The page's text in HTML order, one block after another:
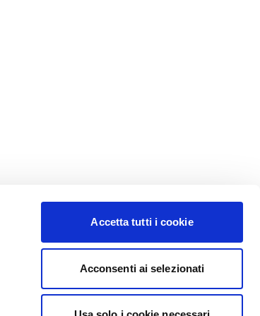
Accetta tutti i cookie
Acconsenti ai selezionati